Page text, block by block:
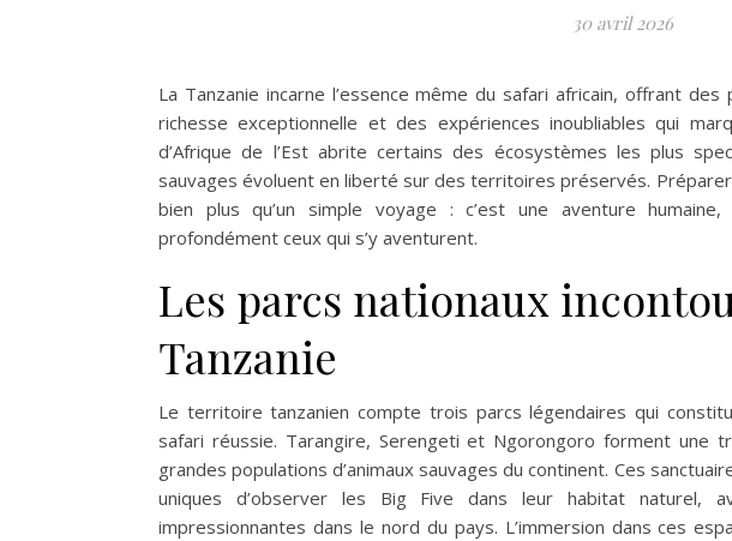
30 avril 2026
La Tanzanie incarne l’essence même du safari africain, offrant
richesse exceptionnelle et des expériences inoubliables qui
d’Afrique de l’Est abrite certains des écosystèmes les plus
sauvages évoluent en liberté sur des territoires préservés.
bien plus qu’un simple voyage : c’est une aventure
profondément ceux qui s’y aventurent.
Les parcs nationaux
Tanzanie
Le territoire tanzanien compte trois parcs légendaires qui
safari réussie. Tarangire, Serengeti et Ngorongoro forment une
grandes populations d’animaux sauvages du continent. Ces
uniques d’observer les Big Five dans leur habitat naturel,
impressionnantes dans le nord du pays. L’immersion dans ces